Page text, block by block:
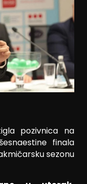
pozivnica na
finala
sezonu